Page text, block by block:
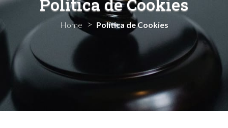
Home Política de Cookies